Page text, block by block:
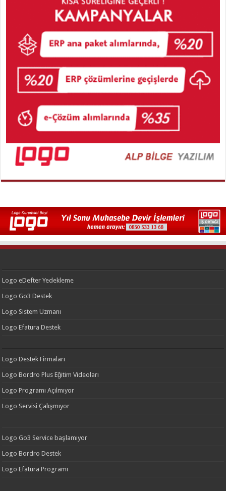
Logo eDefter Yedekleme
Logo Go3 Destek
Logo Sistem Uzmanı
Logo Efatura Destek
Logo Destek Firmaları
Logo Bordro Plus Eğitim Videoları
Logo Programı Açılmıyor
Logo Servisi Çalışmıyor
Logo Go3 Service başlamıyor
Logo Bordro Destek
Logo Efatura Programı